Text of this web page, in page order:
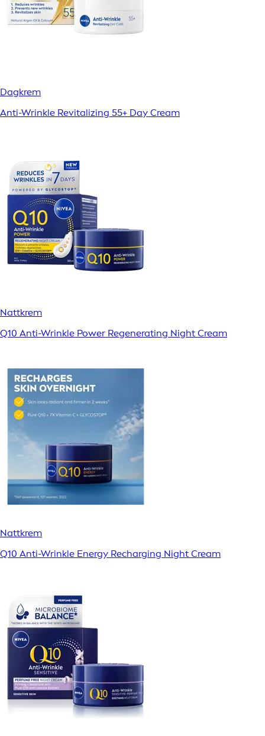
Dagkrem
Anti-Wrinkle Revitalizing 55+ Day Cream
Nattkrem
Q10 Anti-Wrinkle Power Regenerating Night Cream
Nattkrem
Q10 Anti-Wrinkle Energy Recharging Night Cream